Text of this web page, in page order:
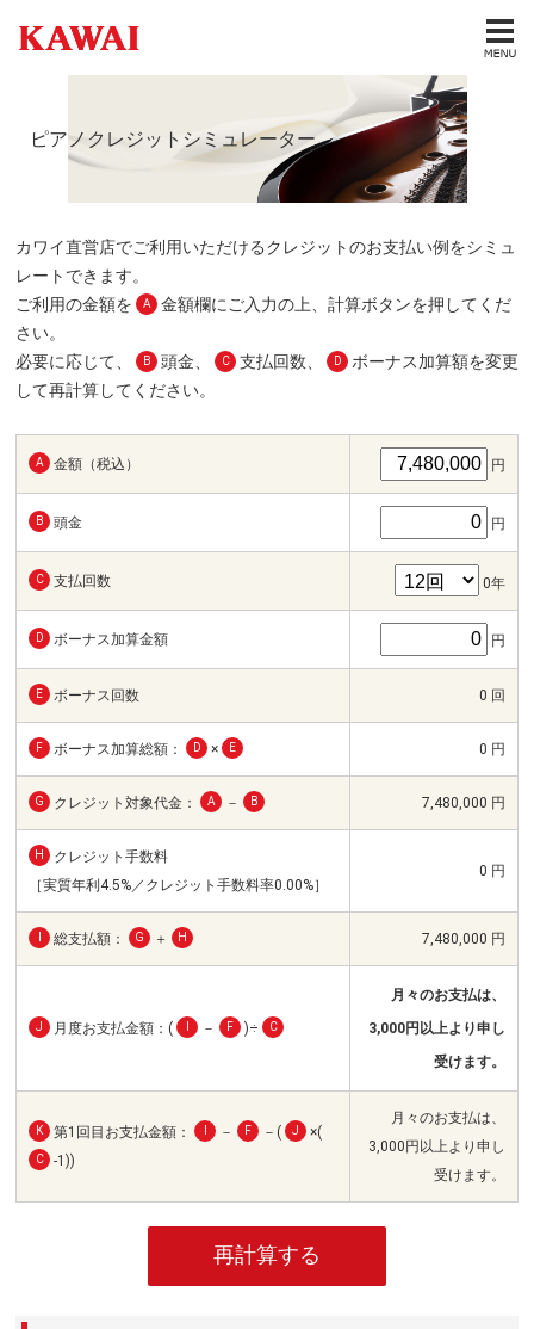
ピアノクレジットシミュレーター
カワイ直営店でご利用いただけるクレジットのお支払い例をシミュ
レートできます。
ご利用の金額を
A
金額欄にご入力の上、計算ボタンを押してくだ
さい。
必要に応じて、
B 頭金、 C 支払回数、 D
ボーナス加算額を変更
して再計算してください。
A 金額（税込） 円
B 頭金 円
C 支払回数 0年
D ボーナス加算金額 円
E ボーナス回数 0 回
F ボーナス加算総額： D × E 0 円
G クレジット対象代金： A － B 7,480,000 円
H
クレジット手数料
［実質年利4.5%／クレジット手数料率0.00%］
0 円
総支払額： G ＋ H 7,480,000 円
J 月度お支払金額：( － F )÷ C
月々のお支払は、
3,000円以上より申し
受けます。
K 第1回目お支払金額： － F －( J ×(
C -1))
月々のお支払は、
3,000円以上より申し
受けます。
再計算する